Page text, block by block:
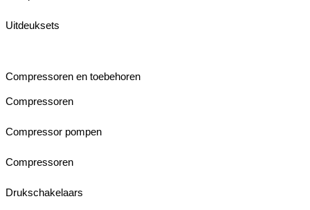
Uitdeuksets
Compressoren en toebehoren
Compressoren
Compressor pompen
Compressoren
Drukschakelaars